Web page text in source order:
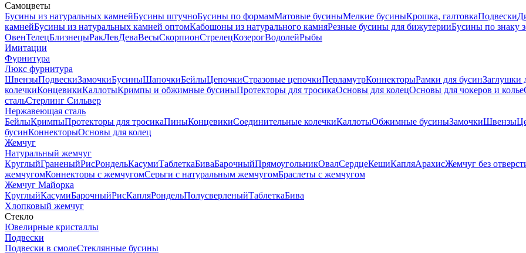
Самоцветы
Бусины из натуральных камнейБусины штучноБусины по формамМатовые бусиныМелкие бусиныКрошка, галтовкаПодвески
камнейБусины из натуральных камней оптомКабошоны из натурального камняРезные бусины для бижутерииБусины по знаку
ОвенТелецБлизнецыРакЛевДеваВесыСкорпионСтрелецКозерогВодолейРыбы
Имитации
Фурнитура
Люкс фурнитура
ШвензыПодвескиЗамочкиБусиныШапочкиБейлыЦепочкиСтразовые цепочкиПерламутрКоннекторыРамки для бусинЗаглушки
колечкиКонцевикиКаллотыКримпы и обжимные бусиныПротекторы для тросикаОсновы для колецОсновы для чокеров и колье
стальСтерлинг Сильвер
Нержавеющая сталь
БейлыКримпыПротекторы для тросикаПиныКонцевикиСоединительные колечкиКаллотыОбжимные бусиныЗамочкиШвензы
бусинКоннекторыОсновы для колец
Жемчуг
Натуральный жемчуг
КруглыйГраненыйРисРондельКасумиТаблеткаБиваБарочныйПрямоугольникОвалСердцеКешиКапляАрахисЖемчуг без
жемчугомКоннекторы с жемчугомСерьги с натуральным жемчугомБраслеты с жемчугом
Жемчуг Майорка
КруглыйКасумиБарочныйРисКапляРондельПолусверленыйТаблеткаБива
Хлопковый жемчуг
Стекло
Ювелирные кристаллы
Подвески
Подвески в смолеСтеклянные бусины